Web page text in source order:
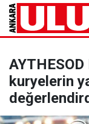
kuryelerin